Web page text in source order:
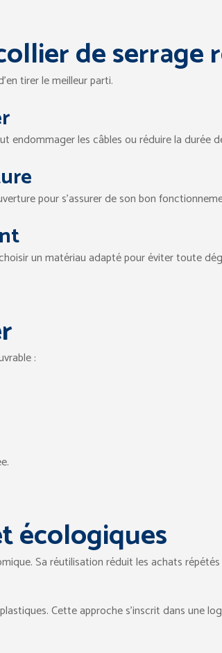
de serrage
tirer le meilleur parti.
endommager les câbles ou réduire la durée
pour s’assurer de son bon
un matériau adapté pour éviter toute
:
écologiques
Sa réutilisation réduit les achats
Cette approche s’inscrit dans une